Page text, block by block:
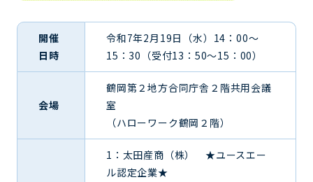
開催
日時
令和7年2月19日（水）14：00～
15：30（受付13：50～15：00）
会場
鶴岡第２地方合同庁舎２階共用会議
室
（ハローワーク鶴岡２階）
1：太田産商（株） ★ユースエー
ル認定企業★